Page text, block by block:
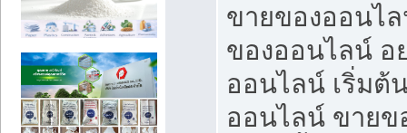
ขายของออนไ
ของออนไลน์ อ
ออนไลน์ เริ่มต้
ออนไลน์ ขายข